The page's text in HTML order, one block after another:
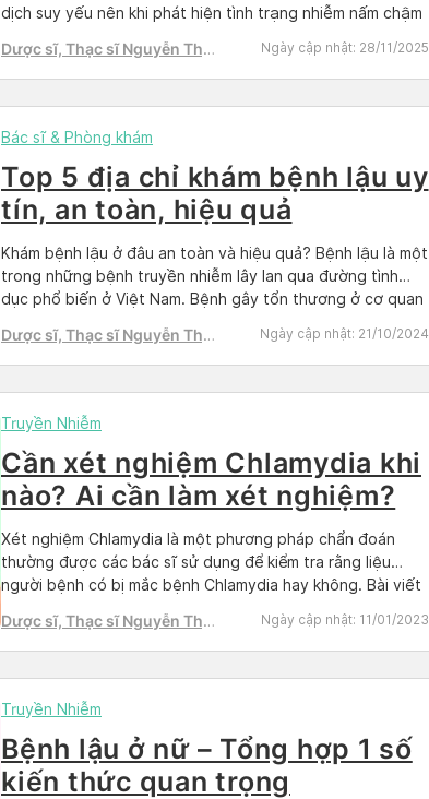
dịch suy yếu nên khi phát hiện tình trạng nhiễm nấm chậm
tìm hiểu về căn bệnh này trong bài […]
Dược sĩ, Thạc sĩ Nguyễn Thị
Ngày cập nhật: 28/11/2025
Bác sĩ & Phòng khám
Top 5 địa chỉ khám bệnh lậu uy
tín, an toàn, hiệu quả
Khám bệnh lậu ở đâu an toàn và hiệu quả? Bệnh lậu là một
trong những bệnh truyền nhiễm lây lan qua đường tình
dục phổ biến ở Việt Nam. Bệnh gây tổn thương ở cơ quan
cho đối tác khi […]
Dược sĩ, Thạc sĩ Nguyễn Thị
Ngày cập nhật: 21/10/2024
Truyền Nhiễm
Cần xét nghiệm Chlamydia khi
nào? Ai cần làm xét nghiệm?
Xét nghiệm Chlamydia là một phương pháp chẩn đoán
thường được các bác sĩ sử dụng để kiểm tra rằng liệu
người bệnh có bị mắc bệnh Chlamydia hay không. Bài viết
thông tin bạn cần biết về xét nghiệm Chlamydia: mục
đích, […]
Dược sĩ, Thạc sĩ Nguyễn Thị
Ngày cập nhật: 11/01/2023
Truyền Nhiễm
Bệnh lậu ở nữ – Tổng hợp 1 số
kiến thức quan trọng